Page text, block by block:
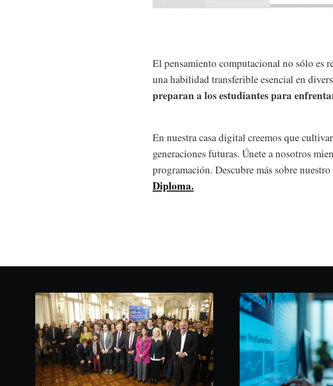
El pensamiento computacional no sólo es
una habilidad transferible esencial en
preparan a los estudiantes para
En nuestra casa digital creemos que
generaciones futuras. Únete a nosotros
programación. Descubre más sobre
Diploma.